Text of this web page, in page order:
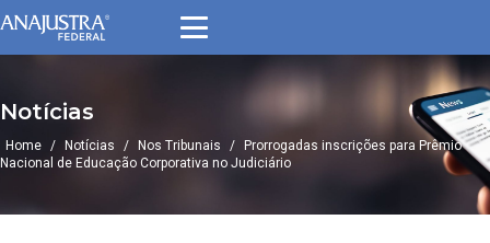
Notícias
Home / Notícias / Nos Tribunais /
Prorrogadas inscrições para Prêmio
Nacional de Educação Corporativa no Judiciário